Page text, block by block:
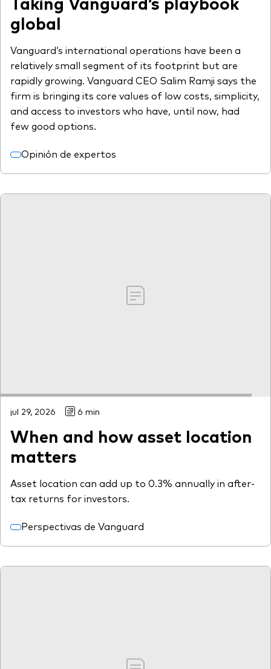
global
Vanguard’s international operations have been a
relatively small segment of its footprint but are
rapidly growing. Vanguard CEO Salim Ramji says the
firm is bringing its core values of low costs, simplicity,
and access to investors who have, until now, had
few good options.
Opinión de expertos
jul 29, 2026 6 min
When and how asset location
matters
Asset location can add up to 0.3% annually in after-
tax returns for investors.
Perspectivas de Vanguard